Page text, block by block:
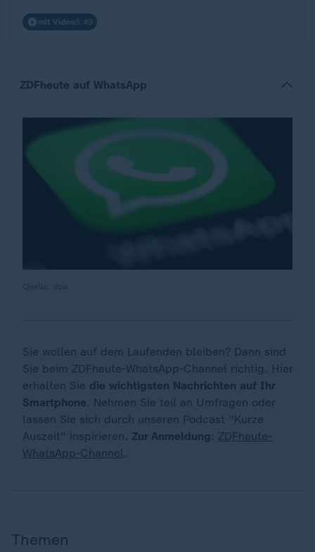
mit Video5:49
ZDFheute auf WhatsApp
Sie wollen auf dem Laufenden bleiben? Dann sind
Sie beim ZDFheute-WhatsApp-Channel richtig. Hier
erhalten Sie die wichtigsten Nachrichten auf Ihr
Smartphone. Nehmen Sie teil an Umfragen oder
lassen Sie sich durch unseren Podcast "Kurze
Auszeit" inspirieren. Zur Anmeldung : ZDFheute-
WhatsApp-Channel.
Themen